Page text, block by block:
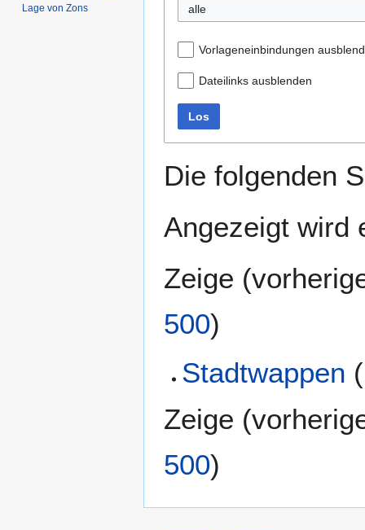
alle
Vorlageneinbindungen
Dateilinks ausblenden
Los
Die folgenden
Angezeigt wird
Zeige (
500)
Stadtwappen
Zeige (
500)
Lage von Zons